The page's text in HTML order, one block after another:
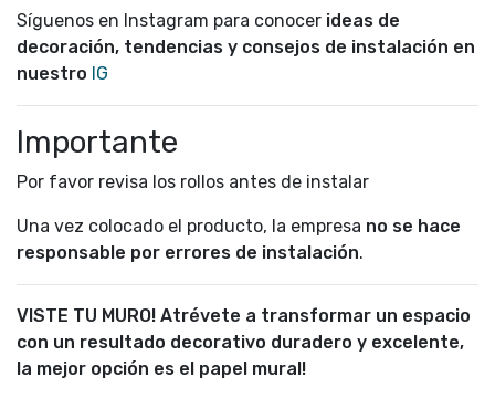
Síguenos en Instagram para conocer ideas de
decoración, tendencias y consejos de instalación en
nuestro IG
Importante
Por favor revisa los rollos antes de instalar
Una vez colocado el producto, la empresa no se hace
responsable por errores de instalación.
VISTE TU MURO! Atrévete a transformar un espacio
con un resultado decorativo duradero y excelente,
la mejor opción es el papel mural!